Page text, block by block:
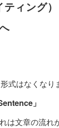
ィング
式はなくなり
」
は文章の流れ